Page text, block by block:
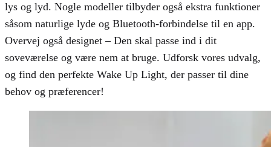
lys og lyd. Nogle modeller tilbyder også ekstra funktioner
såsom naturlige lyde og Bluetooth-forbindelse til en app.
Overvej også designet – Den skal passe ind i dit
soveværelse og være nem at bruge. Udforsk vores udvalg,
og find den perfekte Wake Up Light, der passer til dine
behov og præferencer!